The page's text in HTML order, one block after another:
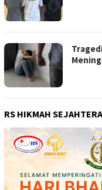
RS HIKMAH